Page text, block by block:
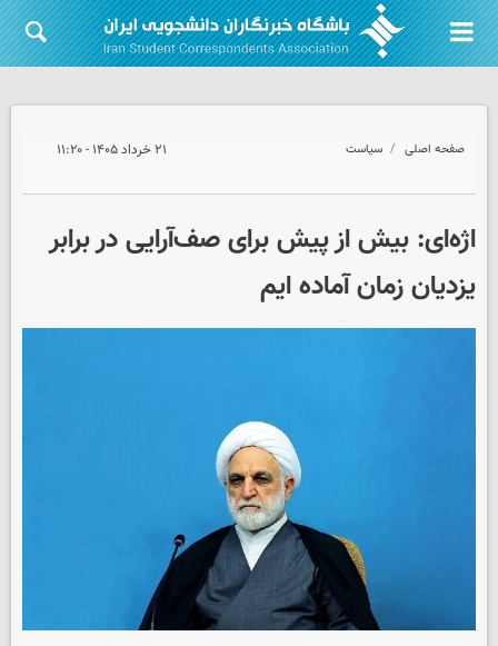
صفحه اصلی سیاست ۲۱ خرداد ۱۴۰۵ - ۱۱:۲۰
اژه‌ای: بیش از پیش برای صف‌آرایی در برابر
یزدیان زمان آماده ایم